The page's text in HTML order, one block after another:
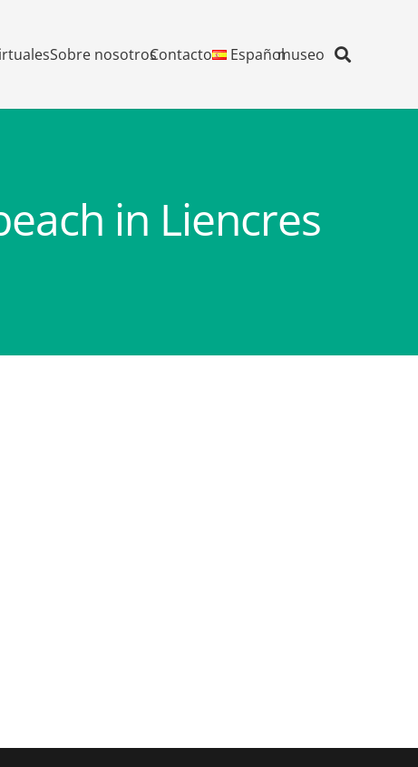
Sobre nosotrosContacto Españolmuseo
in Liencres